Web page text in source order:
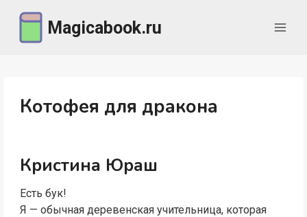
содержимому
Magicabook.ru
Котофея для дракона
Кристина Юраш
Есть бук!
Я — обычная деревенская учительница, которая